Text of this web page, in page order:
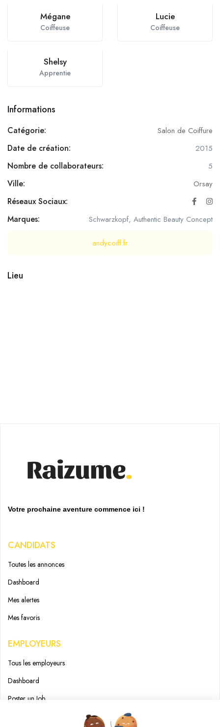
Mégane
Coiffeuse
Lucie
Coiffeuse
Shelsy
Apprentie
Informations
Catégorie: Salon de Coiffure
Date de création: 2015
Nombre de collaborateurs: 5
Ville: Orsay
Réseaux Sociaux:
Marques:
Schwarzkopf, Authentic Beauty Concept
andycoiff.fr
Lieu
Votre prochaine aventure commence ici !
CANDIDATS
Toutes les annonces
Dashboard
Mes alertes
Mes favoris
EMPLOYEURS
Tous les employeurs
Dashboard
Poster un Job